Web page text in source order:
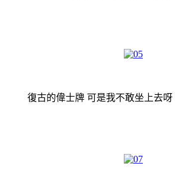
復古的偉士牌 可是我不敢坐上去呀